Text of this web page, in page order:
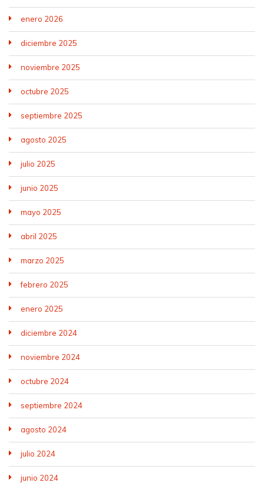
enero 2026
diciembre 2025
noviembre 2025
octubre 2025
septiembre 2025
agosto 2025
julio 2025
junio 2025
mayo 2025
abril 2025
marzo 2025
febrero 2025
enero 2025
diciembre 2024
noviembre 2024
octubre 2024
septiembre 2024
agosto 2024
julio 2024
junio 2024